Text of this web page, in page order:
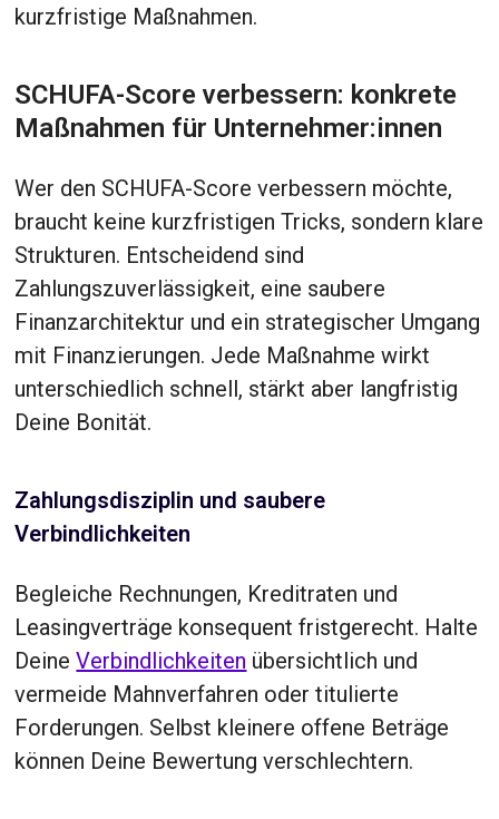
kurzfristige Maßnahmen.
SCHUFA-Score verbessern: konkrete
Maßnahmen für Unternehmer:innen
Wer den SCHUFA-Score verbessern möchte,
braucht keine kurzfristigen Tricks, sondern klare
Strukturen. Entscheidend sind
Zahlungszuverlässigkeit, eine saubere
Finanzarchitektur und ein strategischer Umgang
mit Finanzierungen. Jede Maßnahme wirkt
unterschiedlich schnell, stärkt aber langfristig
Deine Bonität.
Zahlungsdisziplin und saubere
Verbindlichkeiten
Begleiche Rechnungen, Kreditraten und
Leasingverträge konsequent fristgerecht. Halte
DeineVerbindlichkeiten übersichtlich und
vermeide Mahnverfahren oder titulierte
Forderungen. Selbst kleinere offene Beträge
können Deine Bewertung verschlechtern.